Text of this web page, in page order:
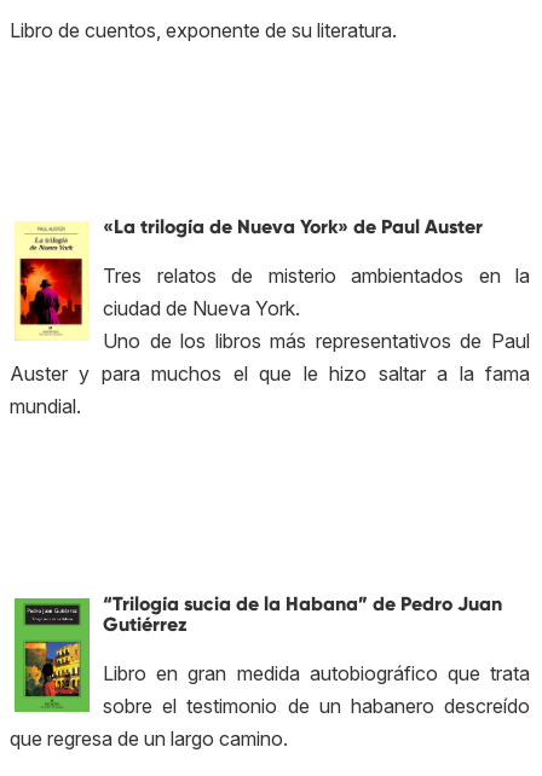
Libro de cuentos, exponente de su literatura.
«La trilogía de Nueva York» de Paul Auster
Tres relatos de misterio ambientados en la
ciudad de Nueva York.
Uno de los libros más representativos de Paul
Auster y para muchos el que le hizo saltar a la fama
mundial.
“Trilogía sucia de la Habana” de Pedro Juan
Gutiérrez
Libro en gran medida autobiográfico que trata
sobre el testimonio de un habanero descreído
que regresa de un largo camino.